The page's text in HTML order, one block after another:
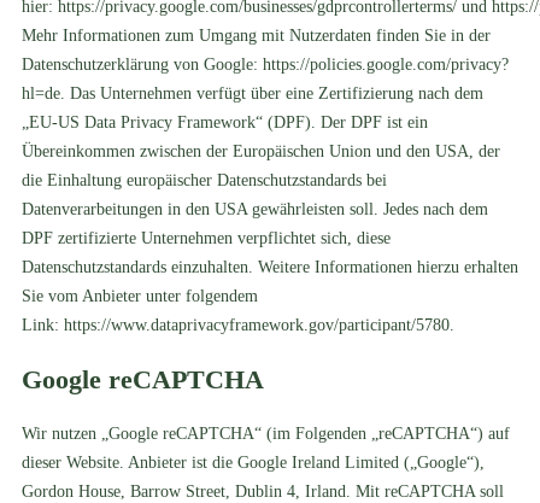
hier: https://privacy.google.com/businesses/gdprcontrollerterms/ und
Mehr Informationen zum Umgang mit Nutzerdaten finden Sie in der
Datenschutzerklärung von Google: https://policies.google.com/privacy?
hl=de. Das Unternehmen verfügt über eine Zertifizierung nach dem
„EU-US Data Privacy Framework“ (DPF). Der DPF ist ein
Übereinkommen zwischen der Europäischen Union und den USA, der
die Einhaltung europäischer Datenschutzstandards bei
Datenverarbeitungen in den USA gewährleisten soll. Jedes nach dem
DPF zertifizierte Unternehmen verpflichtet sich, diese
Datenschutzstandards einzuhalten. Weitere Informationen hierzu erhalten
Sie vom Anbieter unter folgendem
Link: https://www.dataprivacyframework.gov/participant/5780.
Google reCAPTCHA
Wir nutzen „Google reCAPTCHA“ (im Folgenden „reCAPTCHA“) auf
dieser Website. Anbieter ist die Google Ireland Limited („Google“),
Gordon House, Barrow Street, Dublin 4, Irland. Mit reCAPTCHA soll